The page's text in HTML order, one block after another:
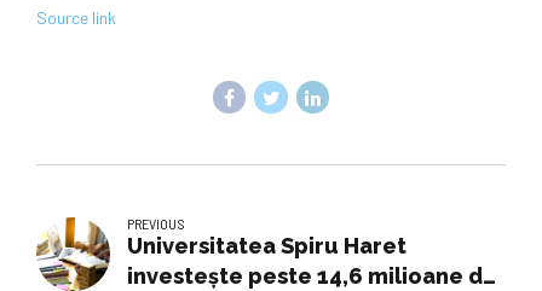
Source link
PREVIOUS
Universitatea Spiru Haret
investește peste 14,6 milioane de